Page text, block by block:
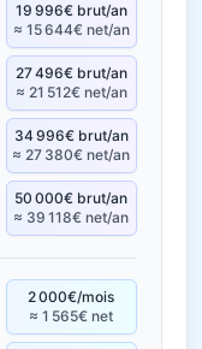
19 996€ brut/an
≈ 15 644€ net/an
27 496€ brut/an
≈ 21 512€ net/an
34 996€ brut/an
≈ 27 380€ net/an
50 000€ brut/an
≈ 39 118€ net/an
2 000€/mois
≈ 1 565€ net